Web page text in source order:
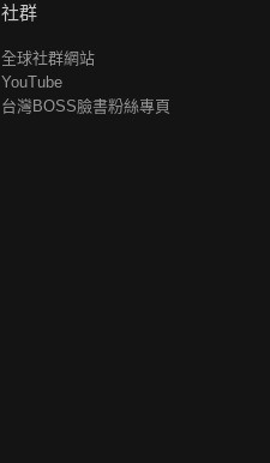
社群
全球社群網站
YouTube
台灣BOSS臉書粉絲專頁